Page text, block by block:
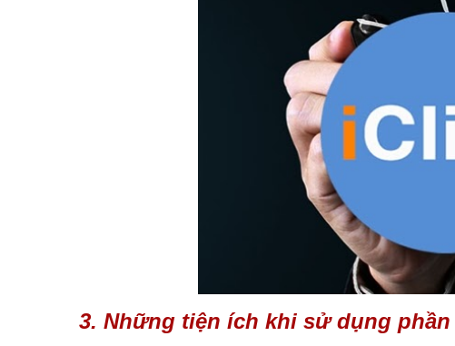
3. Những tiện ích khi sử dụng phần